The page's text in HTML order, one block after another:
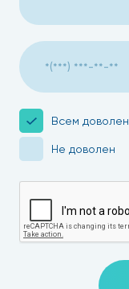
Всем доволен
Не доволен